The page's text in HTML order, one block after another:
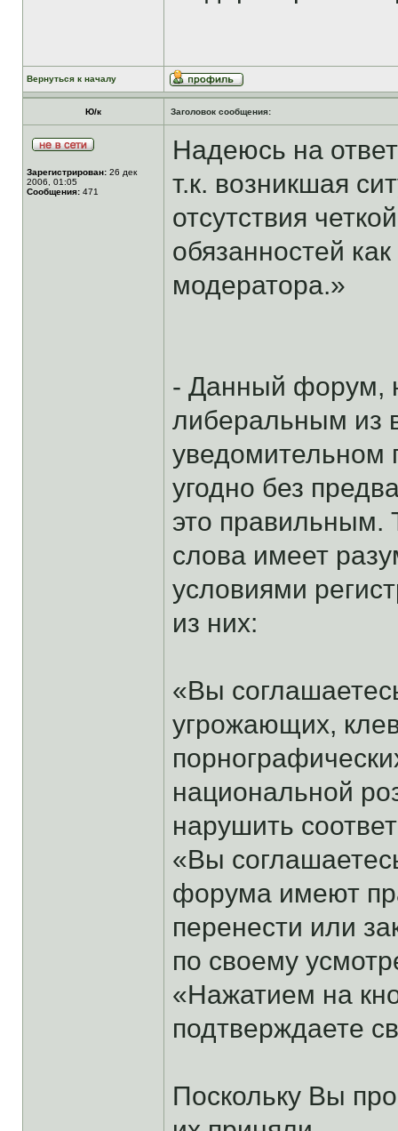
Вернуться к началу
Ю/к Заголовок сообщения:
Зарегистрирован: 26 дек
2006, 01:05
Сообщения: 471
Надеюсь на
т.к. возникшая
отсутствия
обязанностей
модератора.»
- Данный форум,
либеральным из
уведомительном
угодно без
это правильным.
слова имеет
условиями
из них:
«Вы
угрожающих,
национальной
нарушить
«Вы
форума имеют
перенести или
по своему
«Нажатием на
подтверждаете
Поскольку Вы